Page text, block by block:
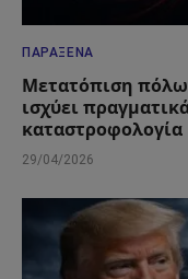
ΠΑΡΆΞΕΝΑ
Μετατόπιση
ισχύει
καταστροφολογία
29/04/2026